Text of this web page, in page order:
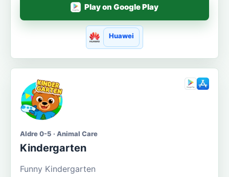
Play on Google Play
Huawei
Aldre 0-5 · Animal Care
Kindergarten
Funny Kindergarten